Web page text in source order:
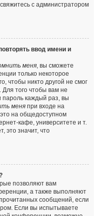
с администратором
ввод имени и
меня, вы сможете
только некоторое
чтобы никто другой не смог
Для того чтобы вам не
пароль каждый раз, вы
меня при входе на
на общедоступном
кафе, университете и т.
это значит, что
позволяют вам
а также выполняют
сообщений, если
Если вы испытываете